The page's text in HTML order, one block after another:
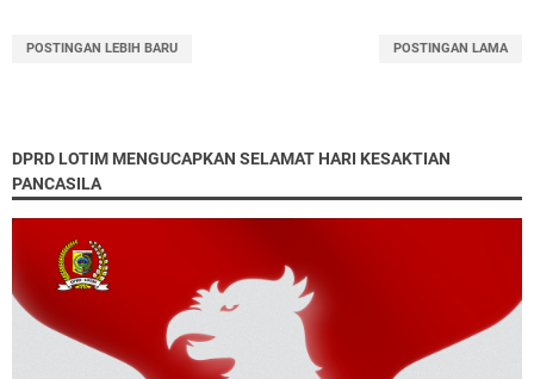
POSTINGAN LEBIH BARU POSTINGAN LAMA
DPRD LOTIM MENGUCAPKAN SELAMAT HARI KESAKTIAN
PANCASILA